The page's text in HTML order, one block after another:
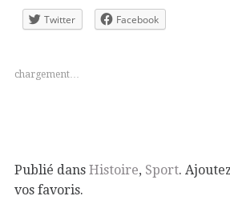
Twitter Facebook
chargement…
Publié dans Histoire, Sport. Ajoutez
vos favoris.